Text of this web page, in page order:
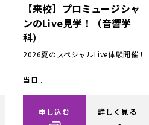
【来校】プロミュージシャ
ンのLive見学！（音響学
科）
2026夏のスペシャルLive体験開催！
当日...
申し込む 詳しく見る